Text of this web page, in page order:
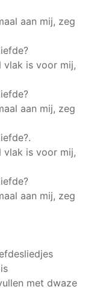
aan mij, zeg
vlak is voor mij,
aan mij, zeg
vlak is voor mij,
aan mij, zeg
met dwaze